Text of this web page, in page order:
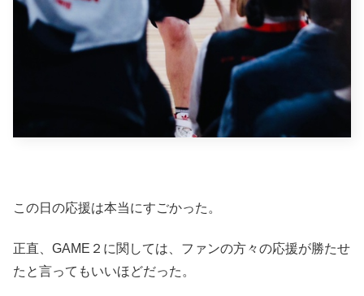
この日の応援は本当にすごかった。
正直、GAME２に関しては、ファンの方々の応援が勝たせ
たと言ってもいいほどだった。